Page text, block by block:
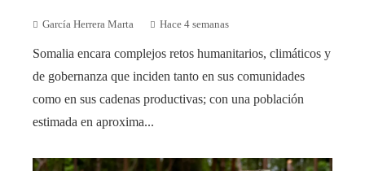
García Herrera Marta Hace 4 semanas
Somalia encara complejos retos humanitarios, climáticos y
de gobernanza que inciden tanto en sus comunidades
como en sus cadenas productivas; con una población
estimada en aproxima...